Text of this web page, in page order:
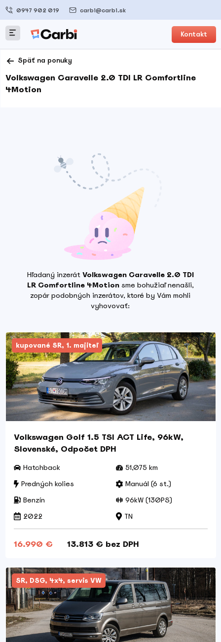
0947 902 019 carbi@carbi.sk
Kontakt
Späť na ponuky
Volkswagen Caravelle 2.0 TDI LR Comfortline
4Motion
Hľadaný inzerátVolkswagen Caravelle 2.0 TDI
LR Comfortline 4Motionsme bohužiaľ nenašli,
zopár podobných inzerátov, ktoré by Vám mohli
vyhovovať:
kupované SR, 1. majiteľ
Volkswagen Golf 1.5 TSI ACT Life, 96kW,
Slovenské, Odpočet DPH
Hatchback
51,075 km
Predných kolies
Manuál (6 st.)
Benzín
96kW (130PS)
2022
TN
16.990 € 13.813 € bez DPH
SR, DSG, 4x4, servis VW